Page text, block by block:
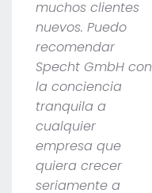
muchos clientes
nuevos. Puedo
recomendar
Specht GmbH con
la conciencia
tranquila a
cualquier
empresa que
quiera crecer
seriamente a